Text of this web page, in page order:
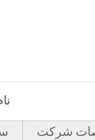
شرکت